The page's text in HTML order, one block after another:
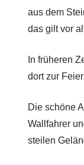
aus dem
das gilt vor
In früheren
dort zur
Die schöne
Wallfahrer
steilen